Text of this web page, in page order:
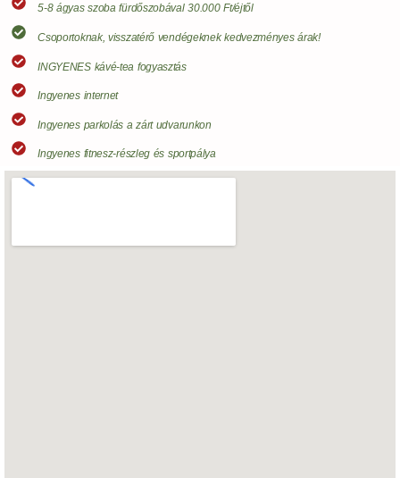
5-8 ágyas szoba fürdőszobával 30.000 Ft/éjtől
Csoportoknak, visszatérő vendégeknek kedvezményes árak!
INGYENES kávé-tea fogyasztás
Ingyenes internet
Ingyenes parkolás a zárt udvarunkon
Ingyenes fitnesz-részleg és sportpálya